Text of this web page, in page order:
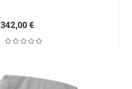
342,00 €